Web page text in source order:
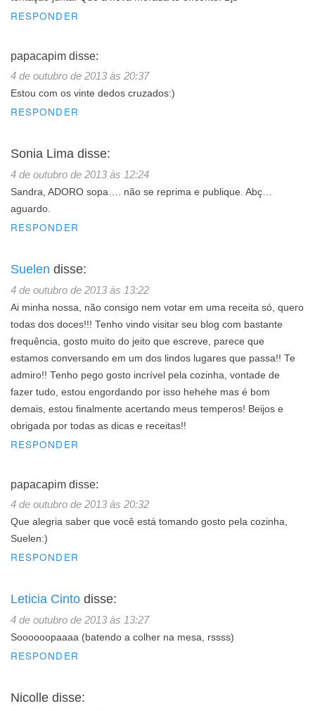
RESPONDER
papacapim disse:
4 de outubro de 2013 às 20:37
Estou com os vinte dedos cruzados:)
RESPONDER
Sonia Lima disse:
4 de outubro de 2013 às 12:24
Sandra, ADORO sopa…. não se reprima e publique. Abç…
aguardo.
RESPONDER
Suelen disse:
4 de outubro de 2013 às 13:22
Ai minha nossa, não consigo nem votar em uma receita só, quero
todas dos doces!!! Tenho vindo visitar seu blog com bastante
frequência, gosto muito do jeito que escreve, parece que
estamos conversando em um dos lindos lugares que passa!! Te
admiro!! Tenho pego gosto incrível pela cozinha, vontade de
fazer tudo, estou engordando por isso hehehe mas é bom
demais, estou finalmente acertando meus temperos! Beijos e
obrigada por todas as dicas e receitas!!
RESPONDER
papacapim disse:
4 de outubro de 2013 às 20:32
Que alegria saber que você está tomando gosto pela cozinha,
Suelen:)
RESPONDER
Leticia Cinto disse:
4 de outubro de 2013 às 13:27
Soooooopaaaa (batendo a colher na mesa, rssss)
RESPONDER
Nicolle disse: